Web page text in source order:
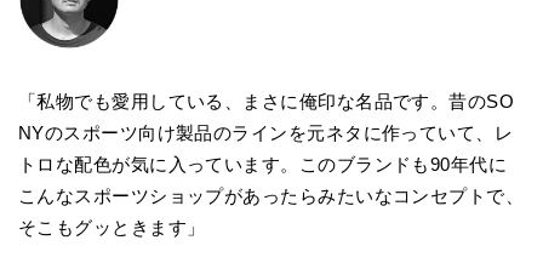
「私物でも愛用している、まさに俺印な名品です。昔のSO
NYのスポーツ向け製品のラインを元ネタに作っていて、レ
トロな配色が気に入っています。このブランドも90年代に
こんなスポーツショップがあったらみたいなコンセプトで、
そこもグッときます」